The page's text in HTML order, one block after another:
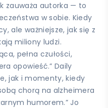
zauważa autorka — to
w sobie. Kiedy
ale ważniejsze, jak się z
miliony ludzi.
pełna czułości,
opowieść.” Daily
jak i momenty, kiedy
chorą na alzheimera
humorem.” Jo